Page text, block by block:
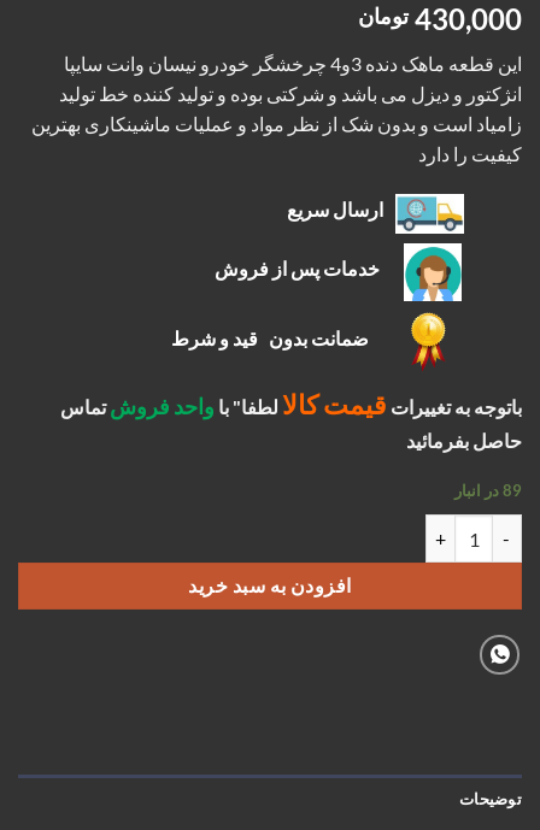
430,000 تومان
این قطعه ماهک دنده 3و4 چرخشگر خودرو نیسان وانت سایپا
انژکتور و دیزل می باشد و شرکتی بوده و تولید کننده خط تولید
زامیاد است و بدون شک از نظر مواد و عملیات ماشینکاری بهترین
کیفیت را دارد
ارسال سریع
خدمات پس از فروش
ضمانت بدون قید و شرط
باتوجه به تغییرات قیمت کالا لطفا" با واحد فروشتماس
حاصل بفرمائید
89 در انبار
افزودن به سبد خرید
توضیحات